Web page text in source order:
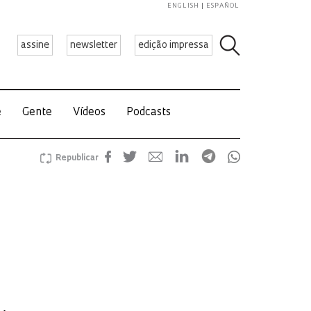
assine newsletter edição impressa
ENGLISH ESPAÑOL
Gente Vídeos Podcasts
Republicar